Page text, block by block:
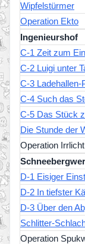
Wipfelstürmer
Operation Ekto
Ingenieurshof
C-1 Zeit zum
C-2 Luigi unter
C-3 Ladehallen-
C-4 Such das
C-5 Das Stück
Die Stunde der
Operation Irrlicht
D-1 Eisiger
D-2 In tiefster
D-3 Über den
Schlitter-
Operation